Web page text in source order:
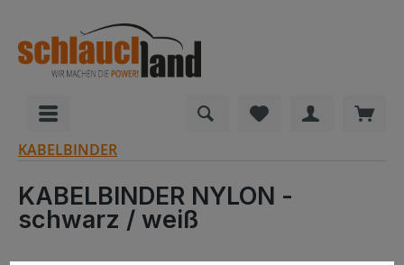
Du hast 0
KABELBINDER
KABELBINDER NYLON -
schwarz / weiß